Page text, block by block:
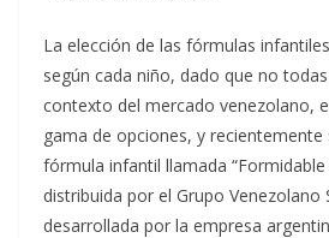
La elección de las fórmulas
según cada niño, dado que no
contexto del mercado venezolano,
gama de opciones, y recientemente
fórmula infantil llamada “Formidable
distribuida por el Grupo Venezolano
desarrollada por la empresa